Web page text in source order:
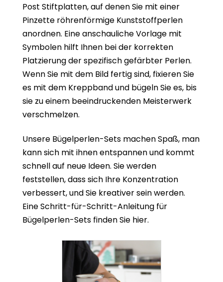
Post Stiftplatten, auf denen Sie mit einer
Pinzette röhrenförmige Kunststoffperlen
anordnen. Eine anschauliche Vorlage mit
Symbolen hilft Ihnen bei der korrekten
Platzierung der spezifisch gefärbter Perlen.
Wenn Sie mit dem Bild fertig sind, fixieren Sie
es mit dem Kreppband und bügeln Sie es, bis
sie zu einem beeindruckenden Meisterwerk
verschmelzen.
Unsere Bügelperlen-Sets machen Spaß, man
kann sich mit ihnen entspannen und kommt
schnell auf neue Ideen. Sie werden
feststellen, dass sich Ihre Konzentration
verbessert, und Sie kreativer sein werden.
Eine Schritt-für-Schritt-Anleitung für
Bügelperlen-Sets finden Sie hier.